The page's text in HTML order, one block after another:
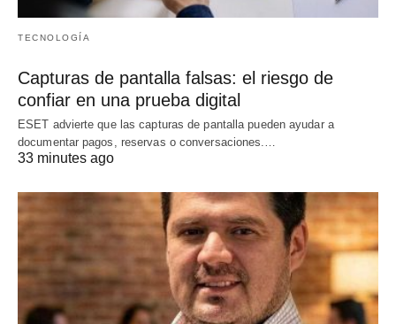
TECNOLOGÍA
Capturas de pantalla falsas: el riesgo de
confiar en una prueba digital
ESET advierte que las capturas de pantalla pueden ayudar a
documentar pagos, reservas o conversaciones.…
33 minutes ago